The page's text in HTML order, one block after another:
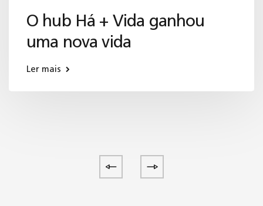
O hub Há + Vida ganhou
uma nova vida
Ler mais